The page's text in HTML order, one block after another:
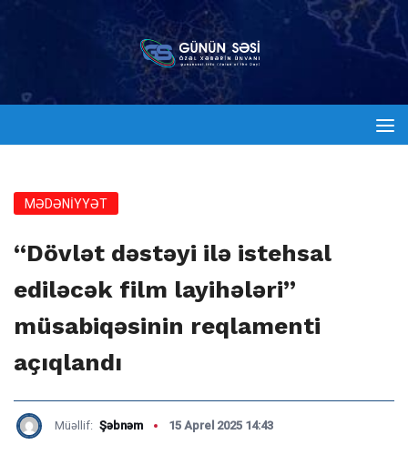
MƏDƏNİYYƏT
“Dövlət dəstəyi ilə istehsal
ediləcək film layihələri”
müsabiqəsinin reqlamenti
açıqlandı
Müəllif: Şəbnəm 15 Aprel 2025 14:43